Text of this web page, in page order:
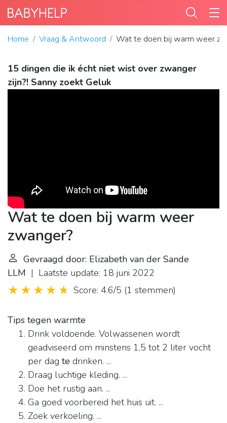
Home Vraag & Antwoord Wat te doen bij warm weer
15 dingen die ik écht niet wist over zwanger
zijn?! Sanny zoekt Geluk
Wat te doen bij warm weer
zwanger?
Gevraagd door: Elizabeth van der Sande
LLM | Laatste update: 18 juni 2022
Score: 4.6/5 (1 stemmen)
Tips tegen warmte
Drink voldoende. Volwassenen wordt
geadviseerd om minstens 1,5 tot 2 liter vocht
per dag te drinken. ...
Draag luchtige kleding. ...
Doe het rustig aan. ...
Ga goed voorbereid het huis uit. ...
Zoek verkoeling. ...